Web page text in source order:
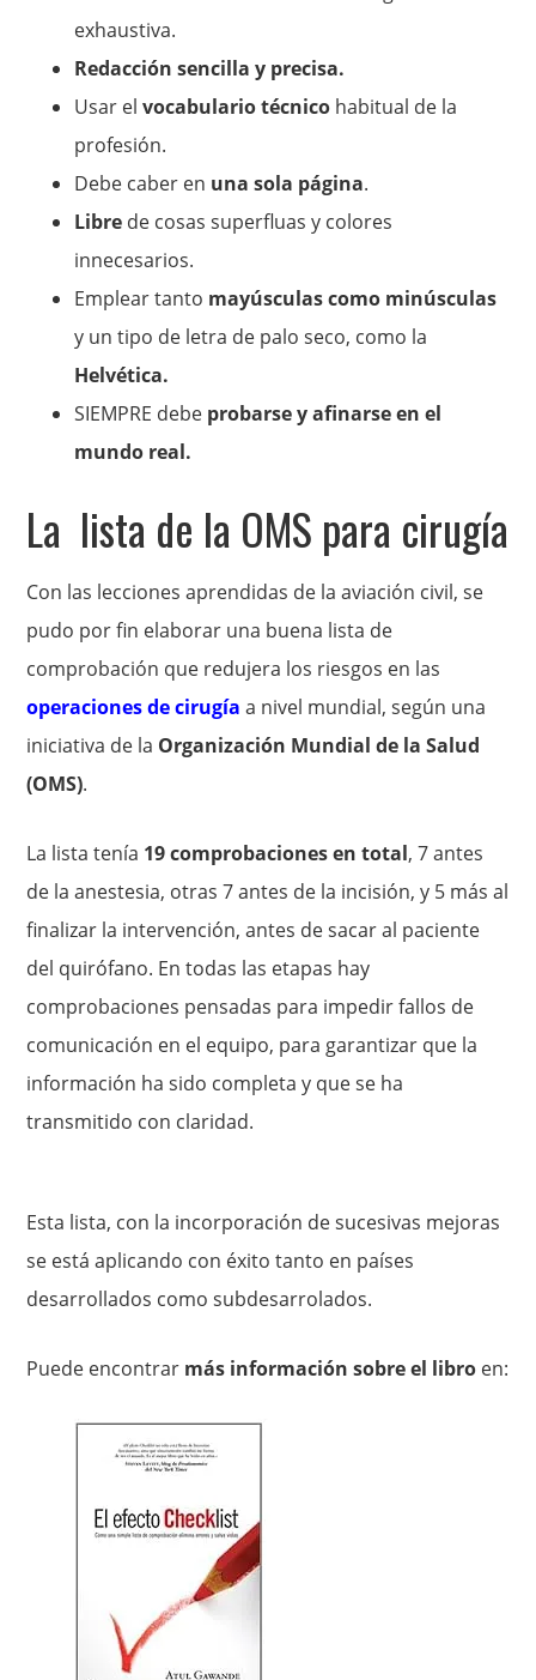
exhaustiva.
Redacción sencilla y precisa.
Usar elvocabulario técnico habitual de la
profesión.
Debe caber en una sola página.
Libre de cosas superfluas y colores
innecesarios.
Emplear tanto mayúsculas como minúsculas
y un tipo de letra de palo seco, como la
Helvética.
SIEMPRE debe probarse y afinarse en el
mundo real.
La lista de la OMS para cirugía
Con las lecciones aprendidas de la aviación civil, se
pudo por fin elaborar una buena lista de
comprobación que redujera los riesgos en las
operaciones de cirugía a nivel mundial, según una
iniciativa de la Organización Mundial de la Salud
(OMS).
La lista tenía 19 comprobaciones en total, 7 antes
de la anestesia, otras 7 antes de la incisión, y 5 más al
finalizar la intervención, antes de sacar al paciente
del quirófano. En todas las etapas hay
comprobaciones pensadas para impedir fallos de
comunicación en el equipo, para garantizar que la
información ha sido completa y que se ha
transmitido con claridad.
Esta lista, con la incorporación de sucesivas mejoras
se está aplicando con éxito tanto en países
desarrollados como subdesarrolados.
Puede encontrar más información sobre el libro en: